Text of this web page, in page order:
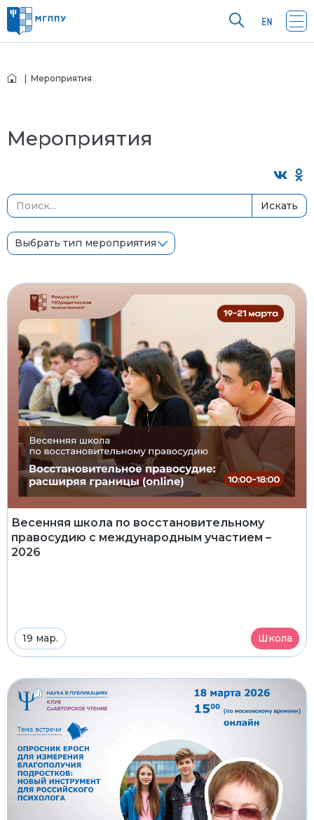
| Мероприятия
Мероприятия
Искать
Выбрать тип мероприятия
Весенняя школа по восстановительному
правосудию с международным участием –
2026
19 мар. Школа